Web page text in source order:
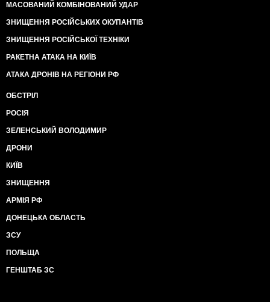
МАСОВАНИЙ КОМБІНОВАНИЙ УДАР
ЗНИЩЕННЯ РОСІЙСЬКИХ ОКУПАНТІВ
ЗНИЩЕННЯ РОСІЙСЬКОЇ ТЕХНІКИ
РАКЕТНА АТАКА НА КИЇВ
АТАКА ДРОНІВ НА РЕГІОНИ РФ
ОБСТРІЛ
РОСІЯ
ЗЕЛЕНСЬКИЙ ВОЛОДИМИР
ДРОНИ
КИЇВ
ЗНИЩЕННЯ
АРМІЯ РФ
ДОНЕЦЬКА ОБЛАСТЬ
ЗСУ
ПОЛЬЩА
ГЕНШТАБ ЗС